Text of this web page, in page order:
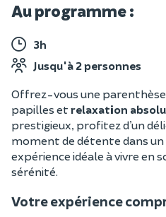
Au programme :
3h
Jusqu'à 2 personnes
Offrez-vous une
papilles et relaxation
prestigieux, profitez d’un
moment de détente dans un
expérience idéale à vivre en
sérénité.
Votre expérience